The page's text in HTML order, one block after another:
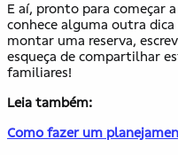
E aí, pronto para começar
conhece alguma outra
montar uma reserva,
esqueça de compartilhar
familiares!
Leia também:
Como fazer um